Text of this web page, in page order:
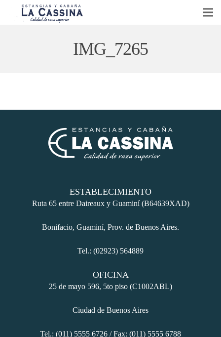
EVENTOS
NOTICIAS
IMG_7265
ESTABLECIMIENTO
Ruta 65 entre Daireaux y Guaminí (B64639XAD)
Bonifacio, Guaminí, Prov. de Buenos Aires.
Tel.: (02923) 564889
OFICINA
25 de mayo 596, 5to piso (C1002ABL)
Ciudad de Buenos Aires
Tel.: (011) 5555 6726 / Fax: (011) 5555 6788